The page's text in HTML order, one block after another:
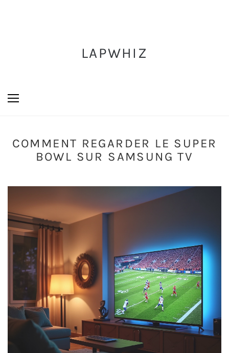
LAPWHIZ
COMMENT REGARDER LE SUPER
BOWL SUR SAMSUNG TV